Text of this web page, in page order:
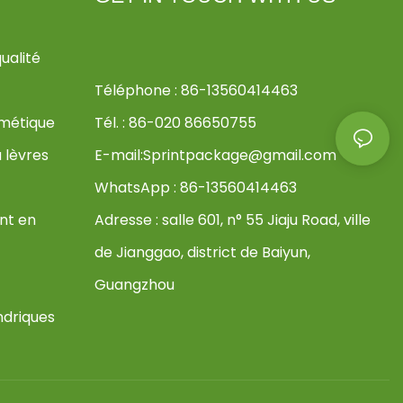
lèvres
en
Téléphone : 86-13560414463
Tél. : 86-020 86650755
E-mail:Sprintpackage@gmail.com
WhatsApp : 86-13560414463
Adresse : salle 601, n° 55 Jiaju Road, ville
de Jianggao, district de Baiyun,
Guangzhou